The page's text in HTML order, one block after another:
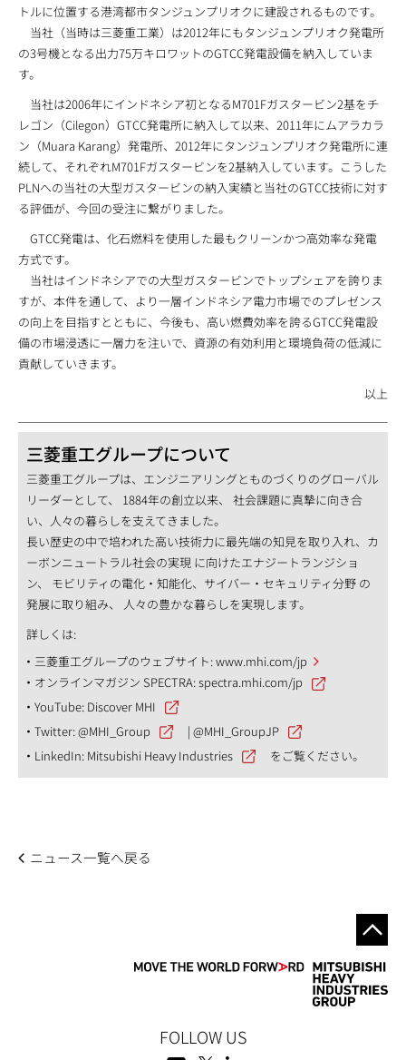
トルに位置する港湾都市タンジュンプリオクに建設されるものです。
当社（当時は三菱重工業）は2012年にもタンジュンプリオク発電所
の3号機となる出力75万キロワットのGTCC発電設備を納入していま
す。
当社は2006年にインドネシア初となるM701Fガスタービン2基をチ
レゴン（Cilegon）GTCC発電所に納入して以来、2011年にムアラカラ
ン（Muara Karang）発電所、2012年にタンジュンプリオク発電所に連
続して、それぞれM701Fガスタービンを2基納入しています。こうした
PLNへの当社の大型ガスタービンの納入実績と当社のGTCC技術に対す
る評価が、今回の受注に繋がりました。
GTCC発電は、化石燃料を使用した最もクリーンかつ高効率な発電
方式です。
当社はインドネシアでの大型ガスタービンでトップシェアを誇りま
すが、本件を通して、より一層インドネシア電力市場でのプレゼンス
の向上を目指すとともに、今後も、高い燃費効率を誇るGTCC発電設
備の市場浸透に一層力を注いで、資源の有効利用と環境負荷の低減に
貢献していきます。
以上
三菱重工グループについて
三菱重工グループは、エンジニアリングとものづくりのグローバル
リーダーとして、 1884年の創立以来、 社会課題に真摯に向き合
い、人々の暮らしを支えてきました。
長い歴史の中で培われた高い技術力に最先端の知見を取り入れ、カ
ーボンニュートラル社会の実現 に向けたエナジートランジショ
ン、 モビリティの電化・知能化、サイバー・セキュリティ分野 の
発展に取り組み、 人々の豊かな暮らしを実現します。
詳しくは:
三菱重工グループのウェブサイト:www.mhi.com/jp
オンラインマガジン SPECTRA:spectra.mhi.com/jp
YouTube: Discover MHI
Twitter:@MHI_Group |@MHI_GroupJP
LinkedIn: Mitsubishi Heavy Industries をご覧ください。
ニュース一覧へ戻る
FOLLOW US